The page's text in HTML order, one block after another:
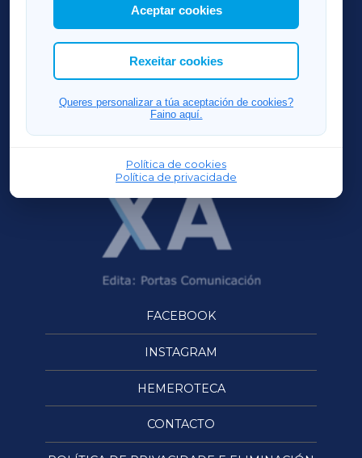
Así mesmo, podes personalizar a elección das
cookies que desexas permitir.
Aceptar cookies
Rexeitar cookies
Queres personalizar a túa aceptación de cookies?
Faino aquí.
Política de cookies
Política de privacidade
RIBEIRASACRAXA
ACORUÑAXA
FERROLXA
OURENSEXA
FACEBOOK
INSTAGRAM
HEMEROTECA
CONTACTO